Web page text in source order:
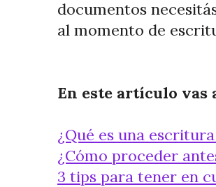
documentos
al momento de
En este artículo vas
¿Qué es una
¿Cómo proceder
3 tips para tener en